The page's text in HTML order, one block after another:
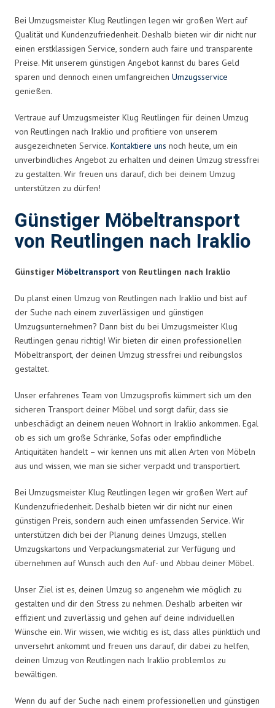
Bei Umzugsmeister Klug Reutlingen legen wir großen Wert auf
Qualität und Kundenzufriedenheit. Deshalb bieten wir dir nicht nur
einen erstklassigen Service, sondern auch faire und transparente
Preise. Mit unserem günstigen Angebot kannst du bares Geld
sparen und dennoch einen umfangreichen Umzugsservice
genießen.
Vertraue auf Umzugsmeister Klug Reutlingen für deinen Umzug
von Reutlingen nach Iraklio und profitiere von unserem
ausgezeichneten Service. Kontaktiere uns noch heute, um ein
unverbindliches Angebot zu erhalten und deinen Umzug stressfrei
zu gestalten. Wir freuen uns darauf, dich bei deinem Umzug
unterstützen zu dürfen!
Günstiger Möbeltransport
von Reutlingen nach Iraklio
Günstiger Möbeltransport von Reutlingen nach Iraklio
Du planst einen Umzug von Reutlingen nach Iraklio und bist auf
der Suche nach einem zuverlässigen und günstigen
Umzugsunternehmen? Dann bist du bei Umzugsmeister Klug
Reutlingen genau richtig! Wir bieten dir einen professionellen
Möbeltransport, der deinen Umzug stressfrei und reibungslos
gestaltet.
Unser erfahrenes Team von Umzugsprofis kümmert sich um den
sicheren Transport deiner Möbel und sorgt dafür, dass sie
unbeschädigt an deinem neuen Wohnort in Iraklio ankommen. Egal
ob es sich um große Schränke, Sofas oder empfindliche
Antiquitäten handelt – wir kennen uns mit allen Arten von Möbeln
aus und wissen, wie man sie sicher verpackt und transportiert.
Bei Umzugsmeister Klug Reutlingen legen wir großen Wert auf
Kundenzufriedenheit. Deshalb bieten wir dir nicht nur einen
günstigen Preis, sondern auch einen umfassenden Service. Wir
unterstützen dich bei der Planung deines Umzugs, stellen
Umzugskartons und Verpackungsmaterial zur Verfügung und
übernehmen auf Wunsch auch den Auf- und Abbau deiner Möbel.
Unser Ziel ist es, deinen Umzug so angenehm wie möglich zu
gestalten und dir den Stress zu nehmen. Deshalb arbeiten wir
effizient und zuverlässig und gehen auf deine individuellen
Wünsche ein. Wir wissen, wie wichtig es ist, dass alles pünktlich und
unversehrt ankommt und freuen uns darauf, dir dabei zu helfen,
deinen Umzug von Reutlingen nach Iraklio problemlos zu
bewältigen.
Wenn du auf der Suche nach einem professionellen und günstigen